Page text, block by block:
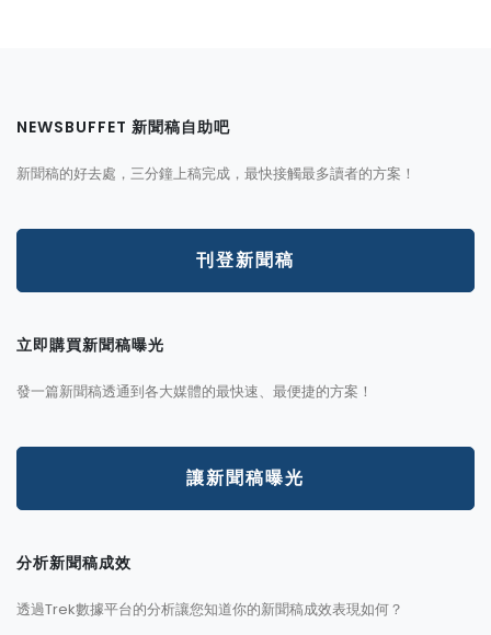
NEWSBUFFET 新聞稿自助吧
新聞稿的好去處，三分鐘上稿完成，最快接觸最多讀者的方案！
刊登新聞稿
立即購買新聞稿曝光
發一篇新聞稿透通到各大媒體的最快速、最便捷的方案！
讓新聞稿曝光
分析新聞稿成效
透過Trek數據平台的分析讓您知道你的新聞稿成效表現如何？